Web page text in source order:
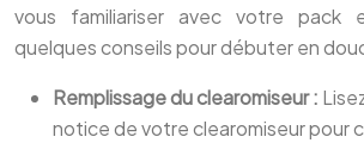
vous familiariser avec votre pack
quelques conseils pour débuter en
Remplissage du clearomiseur :
notice de votre clearomiseur pour